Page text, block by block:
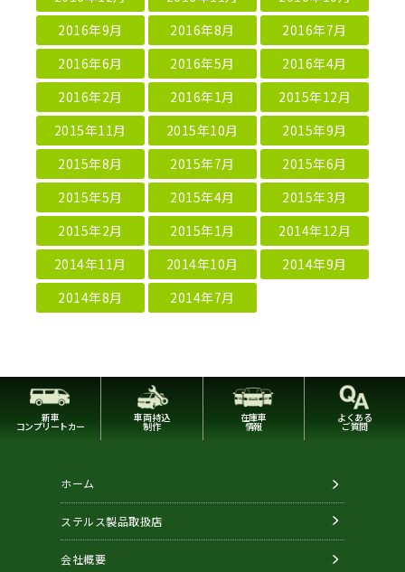
2016年9月
2016年8月
2016年7月
2016年6月
2016年5月
2016年4月
2016年2月
2016年1月
2015年12月
2015年11月
2015年10月
2015年9月
2015年8月
2015年7月
2015年6月
2015年5月
2015年4月
2015年3月
2015年2月
2015年1月
2014年12月
2014年11月
2014年10月
2014年9月
2014年8月
2014年7月
新車
コンプリートカー
車両持込
制作
在庫車
情報
よくある
ご質問
ホーム
ステルス製品取扱店
会社概要